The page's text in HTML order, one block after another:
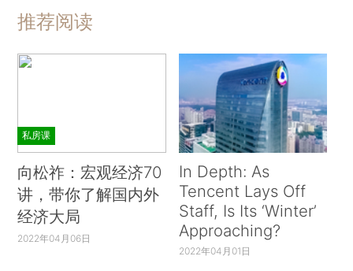
推荐阅读
私房课
向松祚：宏观经济70
讲，带你了解国内外
经济大局
2022年04月06日
In Depth: As
Tencent Lays Off
Staff, Is Its ‘Winter’
Approaching?
2022年04月01日